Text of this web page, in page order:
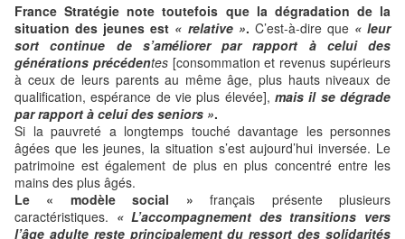
France Stratégie note toutefois que la dégradation de la
situation des jeunes est « relative ». C’est-à-dire que « leur
sort continue de s’améliorer par rapport à celui des
générations précédentes [consommation et revenus supérieurs
à ceux de leurs parents au même âge, plus hauts niveaux de
qualification, espérance de vie plus élevée], mais il se dégrade
par rapport à celui des seniors ».
Si la pauvreté a longtemps touché davantage les personnes
âgées que les jeunes, la situation s’est aujourd’hui inversée. Le
patrimoine est également de plus en plus concentré entre les
mains des plus âgés.
Le « modèle social » français présente plusieurs
caractéristiques. « L’accompagnement des transitions vers
l’âge adulte reste principalement du ressort des solidarités